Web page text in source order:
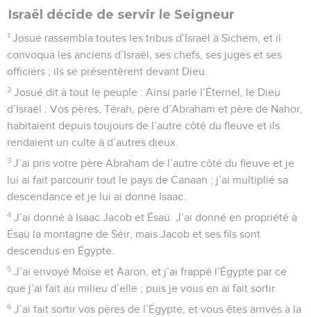
Israël décide de servir le Seigneur
1 Josué rassembla toutes les tribus d’Israël à Sichem, et il
convoqua les anciens d’Israël, ses chefs, ses juges et ses
officiers ; ils se présentèrent devant Dieu.
2 Josué dit à tout le peuple : Ainsi parle l’Éternel, le Dieu
d’Israël : Vos pères, Térah, père d’Abraham et père de Nahor,
habitaient depuis toujours de l’autre côté du fleuve et ils
rendaient un culte à d’autres dieux.
3 J’ai pris votre père Abraham de l’autre côté du fleuve et je
lui ai fait parcourir tout le pays de Canaan ; j’ai multiplié sa
descendance et je lui ai donné Isaac.
4 J’ai donné à Isaac Jacob et Ésaü. J’ai donné en propriété à
Ésaü la montagne de Séir, mais Jacob et ses fils sont
descendus en Égypte.
5 J’ai envoyé Moïse et Aaron, et j’ai frappé l’Égypte par ce
que j’ai fait au milieu d’elle ; puis je vous en ai fait sortir.
6 J’ai fait sortir vos pères de l’Égypte, et vous êtes arrivés à la